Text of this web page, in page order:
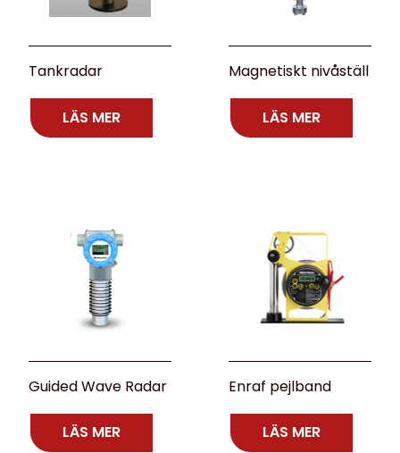
Tankradar
LÄS MER
Magnetiskt nivåställ
LÄS MER
Guided Wave Radar
LÄS MER
Enraf pejlband
LÄS MER